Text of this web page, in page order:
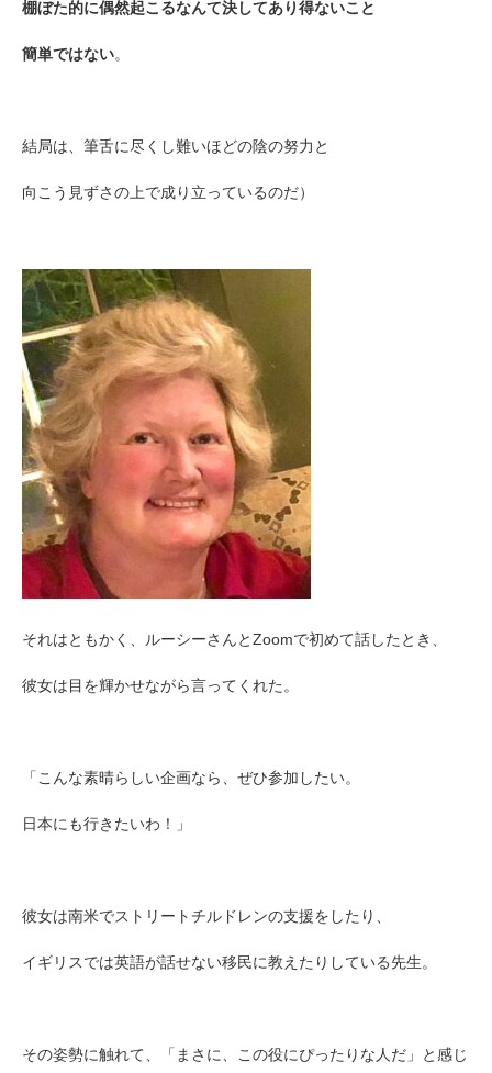
棚ぼた的に偶然起こるなんて決してあり得ないこと
簡単ではない。
結局は、筆舌に尽くし難いほどの陰の努力と
向こう見ずさの上で成り立っているのだ）
それはともかく、ルーシーさんとZoomで初めて話したとき、
彼女は目を輝かせながら言ってくれた。
「こんな素晴らしい企画なら、ぜひ参加したい。
日本にも行きたいわ！」
彼女は南米でストリートチルドレンの支援をしたり、
イギリスでは英語が話せない移民に教えたりしている先生。
その姿勢に触れて、「まさに、この役にぴったりな人だ」と感じ